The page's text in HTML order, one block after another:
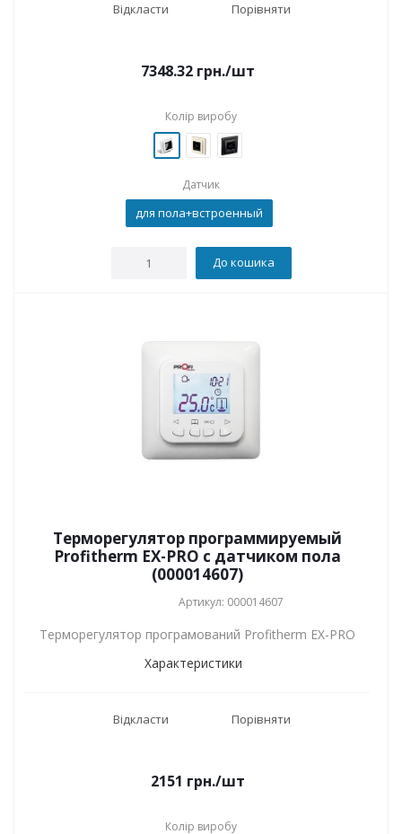
Відкласти Порівняти
7348.32 грн./шт
Колір виробу
Датчик
для пола+встроенный
До кошика
Терморегулятор программируемый
Profitherm EX-PRO с датчиком пола
(000014607)
Артикул: 000014607
Терморегулятор програмований Profitherm EX-PRO
Характеристики
Відкласти Порівняти
2151 грн./шт
Колір виробу